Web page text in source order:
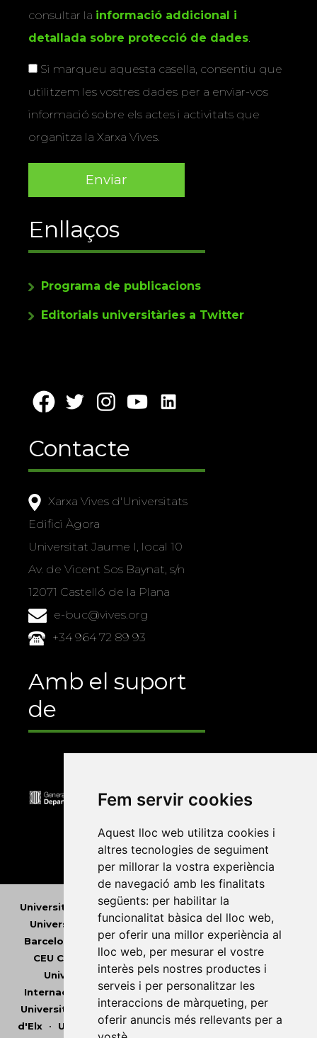
Fem servir cookies
Aquest lloc web utilitza cookies i
altres tecnologies de seguiment
per millorar la vostra experiència
de navegació amb les finalitats
següents: per habilitar la
funcionalitat bàsica del lloc web,
per oferir una millor experiència al
lloc web, per mesurar el vostre
interès pels nostres productes i
serveis i per personalitzar les
interaccions de màrqueting, per
oferir anuncis més rellevants per a
consultar la informació addicional i
detallada sobre protecció de dades.
Si marqueu aquesta casella, consentiu que
utilitzem les vostres dades per a enviar-vos
informació sobre els actes i activitats que
organitza la Xarxa Vives.
Enllaços
Programa de publicacions
Editorials universitàries a Twitter
Contacte
Xarxa Vives d'Universitats
Edifici Àgora
Universitat Jaume I, local 10
Av. de Vicent Sos Baynat, s/n
12071 Castelló de la Plana
e-buc@vives.org
+34 964 72 89 93
Amb el suport
de
Universitat Abat Oliba CEU•Universitat d'Alacant
Universitat d'Andorra•Universitat Autònoma de
Barcelona
Universitat de Barcelona• Universitat
CEU Cardenal Herrera•Universitat de Girona
Universitat de les Illes Balears• Universitat
Internacional de Catalunya •Universitat Jaume I
Universitat de Lleida•Universitat Miguel Hernández
d'Elx• Universitat Oberta de Catalunya•Universitat